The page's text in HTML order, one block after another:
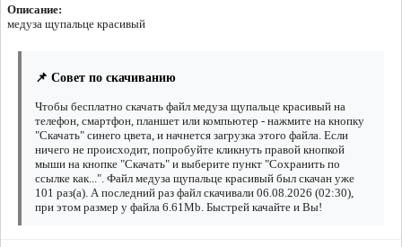
Описание:
медуза щупальце красивый
📌 Совет по скачиванию
Чтобы бесплатно скачать файл медуза щупальце красивый на
телефон, смартфон, планшет или компьютер - нажмите на кнопку
"Скачать" синего цвета, и начнется загрузка этого файла. Если
ничего не происходит, попробуйте кликнуть правой кнопкой
мыши на кнопке "Скачать" и выберите пункт "Сохранить по
ссылке как...". Файл медуза щупальце красивый был скачан уже
101 раз(а). А последний раз файл скачивали 06.08.2026 (02:30),
при этом размер у файла 6.61Mb. Быстрей качайте и Вы!